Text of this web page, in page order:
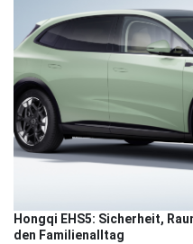
Hongqi EHS5: Sicherheit,
den Familienalltag